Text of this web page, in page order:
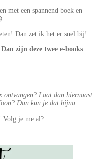
met een spannend boek en
Dan zet ik het er snel bij!
zijn deze twee e-books
Laat dan hiernaast
Dan kun je dat bijna
! Volg je me al?